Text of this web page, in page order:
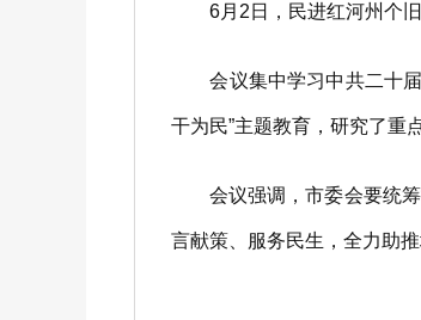
6月2日，民进红河州个旧
会议集中学习中共二十届
干为民”主题教育，研究了重
会议强调，市委会要统筹
言献策、服务民生，全力助